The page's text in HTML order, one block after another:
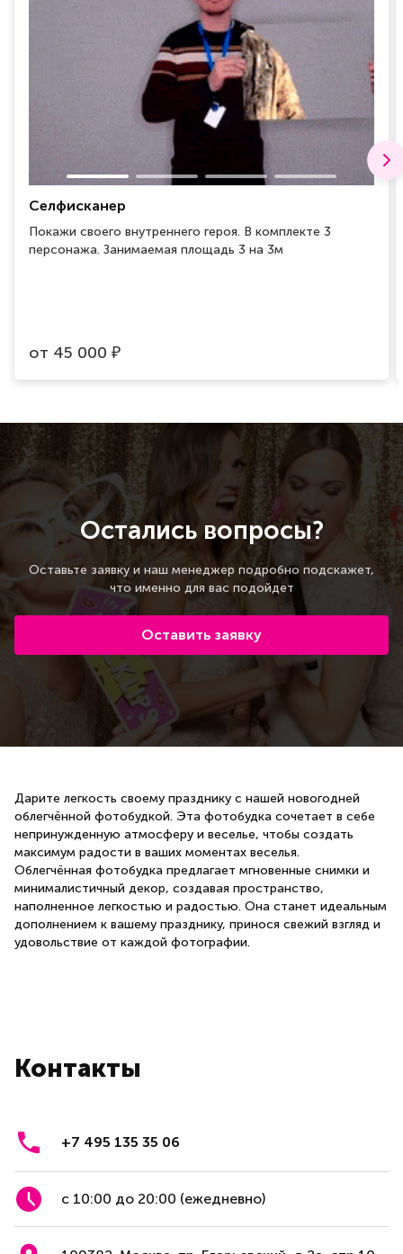
Селфисканер
Покажи своего внутреннего героя. В комплекте 3
персонажа. Занимаемая площадь 3 на 3м
от 45 000 ₽
Остались вопросы?
Оставьте заявку и наш менеджер подробно подскажет,
что именно для вас подойдет
Оставить заявку
Дарите легкость своему празднику с нашей новогодней
облегчённой фотобудкой. Эта фотобудка сочетает в себе
непринужденную атмосферу и веселье, чтобы создать
максимум радости в ваших моментах веселья.
Облегчённая фотобудка предлагает мгновенные снимки и
минималистичный декор, создавая пространство,
наполненное легкостью и радостью. Она станет идеальным
дополнением к вашему празднику, принося свежий взгляд и
удовольствие от каждой фотографии.
Контакты
+7 495 135 35 06
с 10:00 до 20:00 (ежедневно)